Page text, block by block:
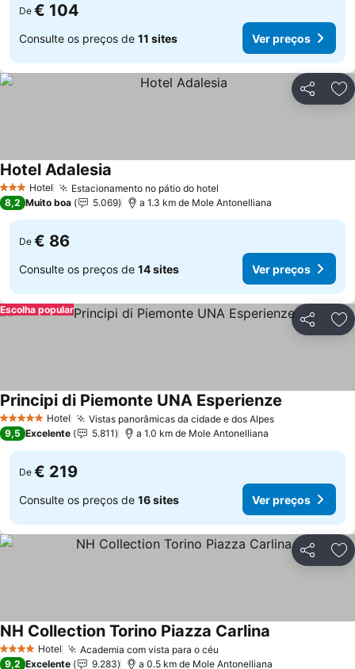
De € 104
Consulte os preços de 11 sites Ver preços
Partilhar
3 EstrelasHotel Estacionamento no pátio do hotel
Hotel Adalesia
8,2 Muito boa 5.069 a 1.3 km de Mole Antonelliana
De € 86
Consulte os preços de 14 sites Ver preços
Partilhar
Escolha popular
5 Estrelas Hotel Vistas panorâmicas da cidade e dos Alpes
Principi di Piemonte UNA Esperienze
9,5 Excelente 5.811 a 1.0 km de Mole Antonelliana
De € 219
Consulte os preços de 16 sites Ver preços
Partilhar
4 EstrelasHotel Academia com vista para o céu
NH Collection Torino Piazza Carlina
9,2 Excelente 9.283 a 0.5 km de Mole Antonelliana